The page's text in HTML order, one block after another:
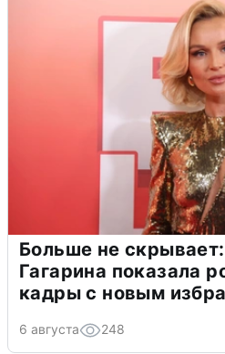
Больше не
Гагарина показала
кадры с новым
6 августа 248